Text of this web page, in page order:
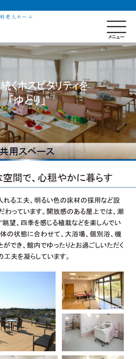
老人ホーム
くホスピタリティを
「ゆとり」
用スペース
空間で、心穏やかに暮らす
れる工夫、明るい色の床材の採用など設
わっています。開放感のある屋上では、潮
望、四季を感じる植栽などを楽しんでい
の状態に合わせて、大浴場、個別浴、機
でき、館内でゆったりとお過ごしいただく
工夫を凝らしています。